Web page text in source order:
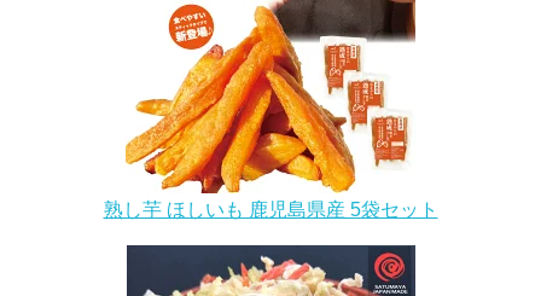
熟し芋 ほしいも 鹿児島県産 5袋セット